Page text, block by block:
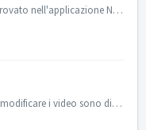
Il manuale di Nero Video può essere trovato nell'applicazione Nero Video. Aprire Nero Video, fare clic su KnowHow nell'angolo in alto a destra. ...
Nota: Ulteriori informazioni su come modificare i video sono disponibili al seguente link: Modifica dei video Seguite il link sottostante per ottenere magg...